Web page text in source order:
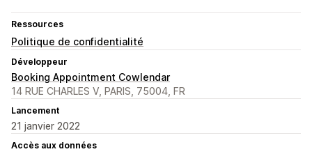
Ressources
Politique de confidentialité
Développeur
Booking Appointment Cowlendar
14 RUE CHARLES V, PARIS, 75004, FR
Lancement
21 janvier 2022
Accès aux données